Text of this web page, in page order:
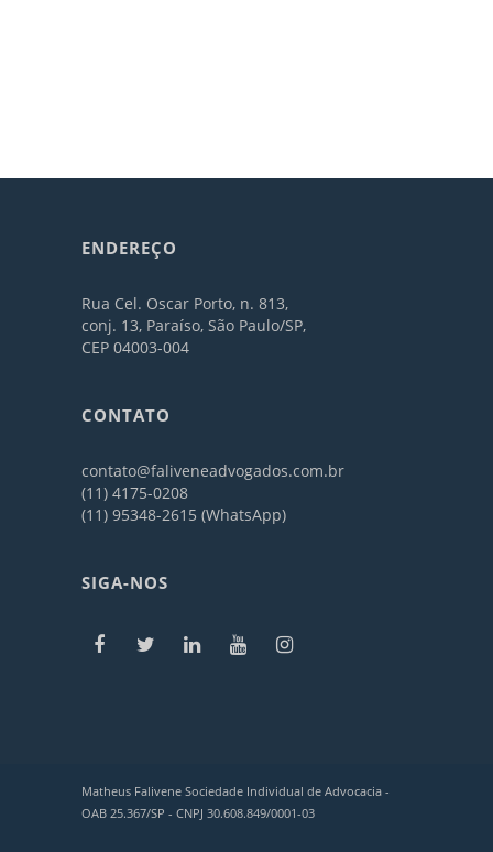
ENDEREÇO
Rua Cel. Oscar Porto, n. 813,
conj. 13, Paraíso, São Paulo/SP,
CEP 04003-004
CONTATO
contato@faliveneadvogados.com.br
(11) 4175-0208
(11) 95348-2615 (WhatsApp)
SIGA-NOS
Matheus Falivene Sociedade Individual de Advocacia -
OAB 25.367/SP - CNPJ 30.608.849/0001-03